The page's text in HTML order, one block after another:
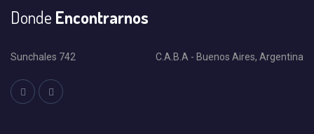
Donde Encontrarnos
Sunchales 742 C.A.B.A - Buenos Aires, Argentina